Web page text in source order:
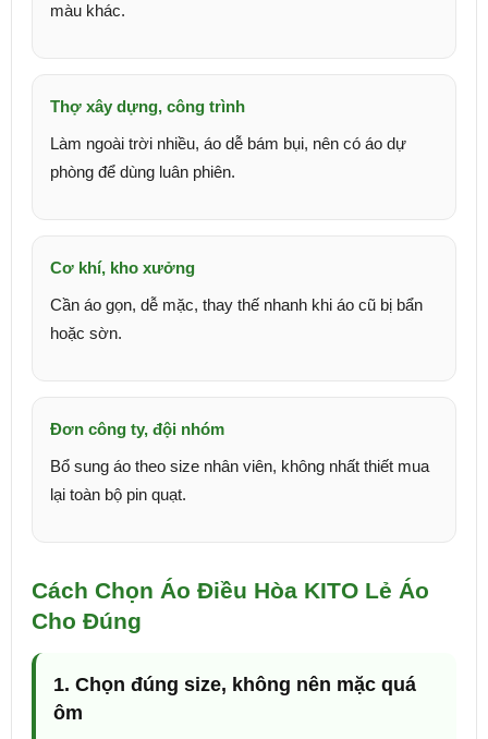
màu khác.
Thợ xây dựng, công trình
Làm ngoài trời nhiều, áo dễ bám bụi, nên có áo dự
phòng để dùng luân phiên.
Cơ khí, kho xưởng
Cần áo gọn, dễ mặc, thay thế nhanh khi áo cũ bị bẩn
hoặc sờn.
Đơn công ty, đội nhóm
Bổ sung áo theo size nhân viên, không nhất thiết mua
lại toàn bộ pin quạt.
Cách Chọn Áo Điều Hòa KITO Lẻ Áo
Cho Đúng
1. Chọn đúng size, không nên mặc quá
ôm